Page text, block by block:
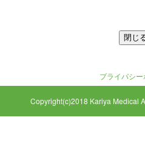
プライバシ
Copyright(c)2018 Kariya Medical